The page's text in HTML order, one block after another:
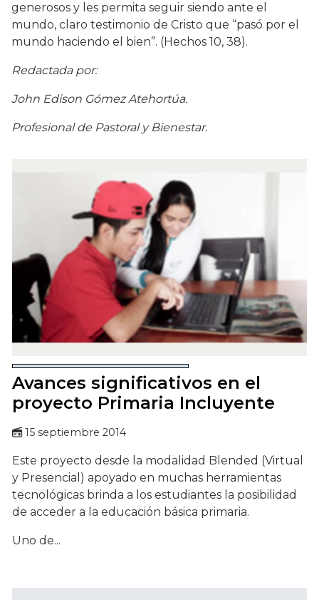
generosos y les permita seguir siendo ante el
mundo, claro testimonio de Cristo que “pasó por el
mundo haciendo el bien”. (Hechos 10, 38).
Redactada por:
John Edison Gómez Atehortúa.
Profesional de Pastoral y Bienestar.
Avances significativos en el
proyecto Primaria Incluyente
15 septiembre 2014
Este proyecto desde la modalidad Blended (Virtual
y Presencial) apoyado en muchas herramientas
tecnológicas brinda a los estudiantes la posibilidad
de acceder a la educación básica primaria.
Uno de...